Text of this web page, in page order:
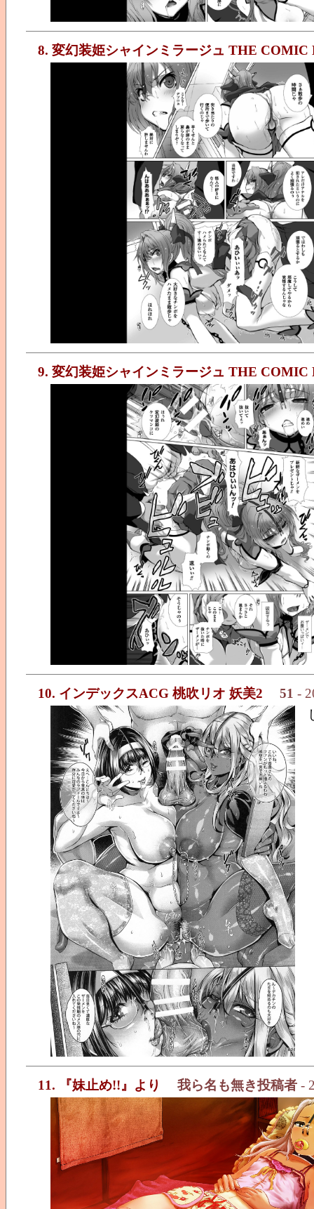
8. 変幻装姫シャインミラージュ THE COMIC
9. 変幻装姫シャインミラージュ THE COMIC
10. インデックスACG 桃吹リオ 妖美2 51 -
11. 『妹止め!!』より 我ら名も無き投稿者 -